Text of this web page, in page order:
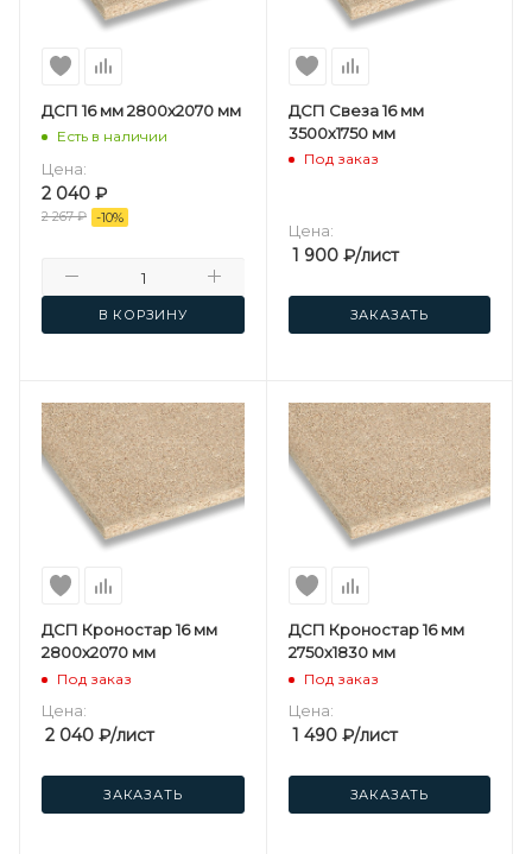
ДСП 16 мм 2800х2070 мм
Есть в наличии
Цена:
2 040 ₽
2 267₽ -10%
В КОРЗИНУ
ДСП Свеза 16 мм
3500х1750 мм
Под заказ
Цена:
1 900₽/лист
ЗАКАЗАТЬ
ДСП Кроностар 16 мм
2800х2070 мм
Под заказ
Цена:
2 040 ₽/лист
ЗАКАЗАТЬ
ДСП Кроностар 16 мм
2750х1830 мм
Под заказ
Цена:
1 490₽/лист
ЗАКАЗАТЬ